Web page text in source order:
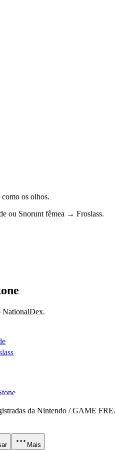
os olhos.
ou Snorunt fêmea → Froslass.
NationalDex.
da Nintendo / GAME
Mais